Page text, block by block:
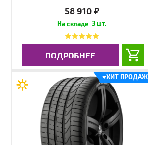
58 910 руб.
3 шт.
ПОДРОБНЕЕ
♥ХИТ ПРОДАЖ